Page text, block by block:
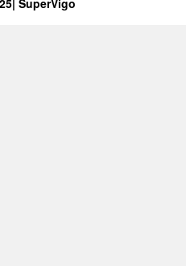
SuperVigo